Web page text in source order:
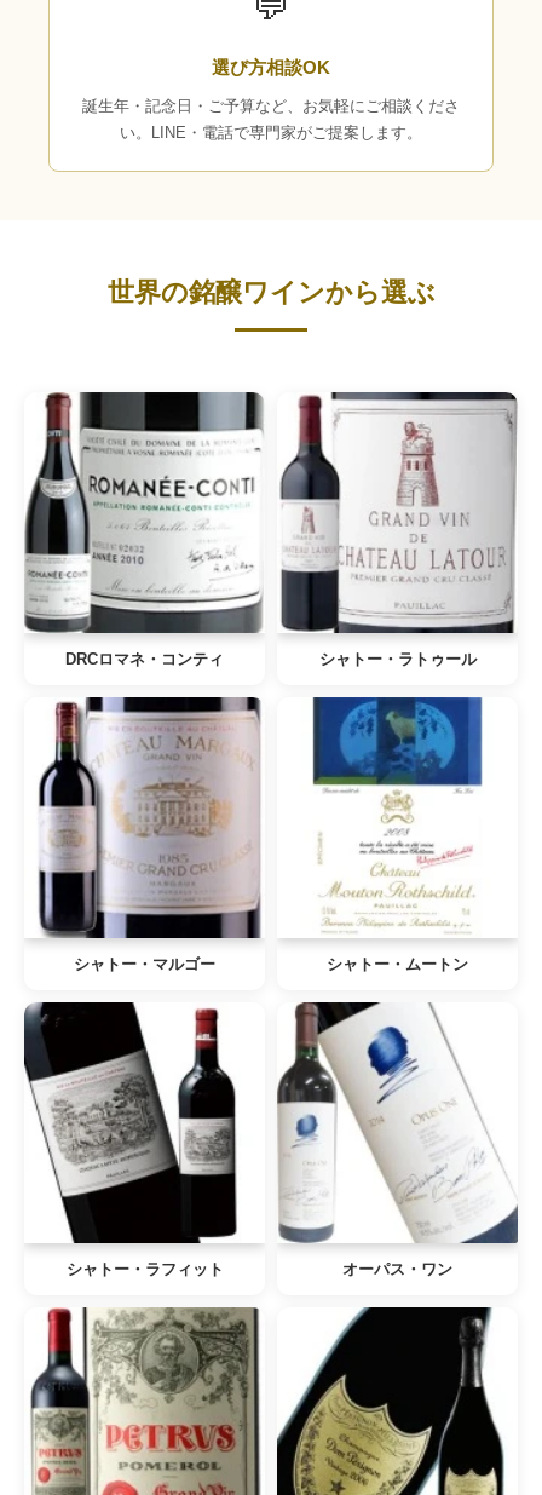
選び方相談OK
誕生年・記念日・ご予算など、お気軽にご相談くださ
い。LINE・電話で専門家がご提案します。
世界の銘醸ワインから選ぶ
DRCロマネ・コンティ シャトー・ラトゥール
シャトー・マルゴー シャトー・ムートン
シャトー・ラフィット オーパス・ワン